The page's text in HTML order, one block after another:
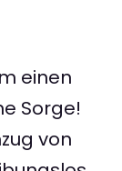
einen
Sorge!
von